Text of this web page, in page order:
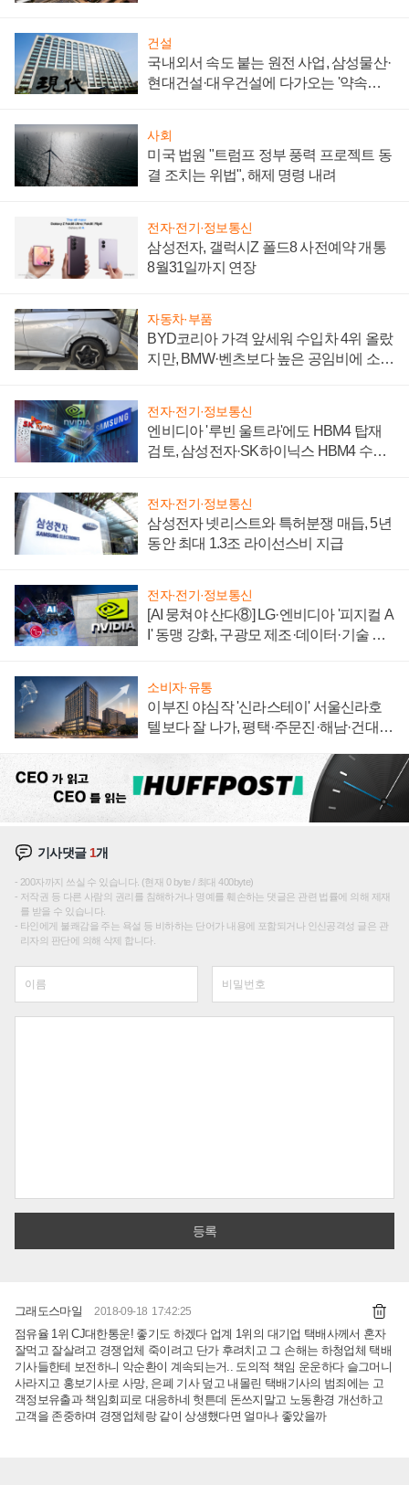
건설
국내외서 속도 붙는 원전 사업, 삼성물산·
현대건설·대우건설에 다가오는 '약속의
사회
미국 법원 "트럼프 정부 풍력 프로젝트 동
결 조치는 위법", 해제 명령 내려
전자·전기·정보통신
삼성전자, 갤럭시Z 폴드8 사전예약 개통
8월31일까지 연장
자동차·부품
BYD코리아 가격 앞세워 수입차 4위 올랐
지만, BMW·벤츠보다 높은 공임비에 소비
전자·전기·정보통신
엔비디아 '루빈 울트라'에도 HBM4 탑재
검토, 삼성전자·SK하이닉스 HBM4 수율
전자·전기·정보통신
삼성전자 넷리스트와 특허분쟁 매듭, 5년
동안 최대 1.3조 라이선스비 지급
전자·전기·정보통신
[AI 뭉쳐야 산다⑧] LG·엔비디아 '피지컬 A
I' 동맹 강화, 구광모 제조·데이터·기술 결
소비자·유통
이부진 야심작 '신라스테이' 서울신라호
텔보다 잘 나가, 평택·주문진·해남·건대로
기사댓글 1개
200자까지 쓰실 수 있습니다. (현재 0 byte / 최대 400byte)
저작권 등 다른 사람의 권리를 침해하거나 명예를 훼손하는 댓글은 관련 법률에 의해 제재
를 받을 수 있습니다.
타인에게 불쾌감을 주는 욕설 등 비하하는 단어가 내용에 포함되거나 인신공격성 글은 관
리자의 판단에 의해 삭제 합니다.
그래도스마일 2018-09-18 17:42:25
점유율 1위 CJ대한통운! 좋기도 하겠다 업계 1위의 대기업 택배사께서 혼자
잘먹고 잘살려고 경쟁업체 죽이려고 단가 후려치고 그 손해는 하청업체 택배
기사들한테 보전하니 악순환이 계속되는거.. 도의적 책임 운운하다 슬그머니
사라지고 홍보기사로 사망, 은폐 기사 덮고 내몰린 택배기사의 범죄에는 고
객정보유출과 책임회피로 대응하네 헛튼데 돈쓰지말고 노동환경 개선하고
고객을 존중하며 경쟁업체랑 같이 상생했다면 얼마나 좋았을까